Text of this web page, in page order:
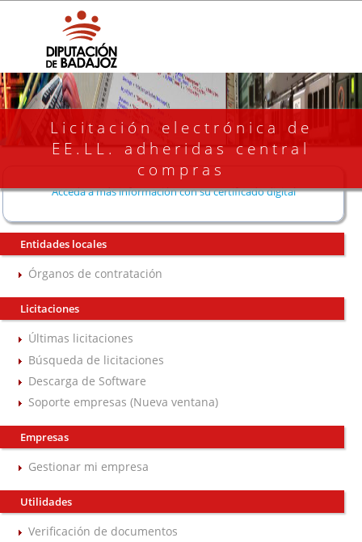
Licitación electrónica de
EE.LL. adheridas central
compras
Acceda a más información con su certificado digital
Entidades locales
Órganos de contratación
Licitaciones
Últimas licitaciones
Búsqueda de licitaciones
Descarga de Software
Soporte empresas (Nueva ventana)
Empresas
Gestionar mi empresa
Utilidades
Verificación de documentos